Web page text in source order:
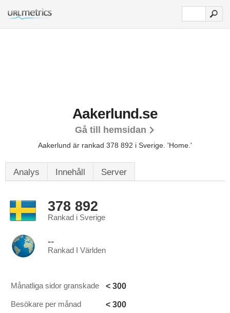
Aakerlund.se
Gå till hemsidan
Aakerlund är rankad 378 892 i Sverige. 'Home.'
Analys Innehåll Server
378 892
Rankad i Sverige
--
Rankad I Världen
Månatliga sidor granskade < 300
Besökare per månad < 300